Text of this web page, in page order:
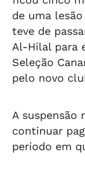
de uma
teve de
Al-Hilal para
Seleção
pelo novo
A suspensão
continuar
período em